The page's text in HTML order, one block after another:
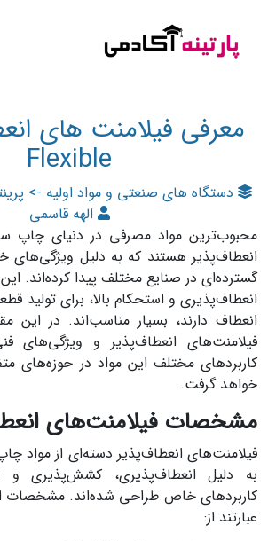
معرفی فیلامنت های
Flexible
دستگاه های صنعتی و مواد اولیه ->
الهه قاسمی
محبوب‌ترین مواد مصرفی در دنیای چاپ
انعطاف‌پذیر هستند که به دلیل ویژگی‌های
گسترده‌ای در صنایع مختلف پیدا کرده‌اند.
انعطاف‌پذیری و استحکام بالا، برای تولید
انعطاف دارند، بسیار مناسب‌اند. در این
فیلامنت‌های انعطاف‌پذیر و ویژگی‌های
کاربردهای مختلف این مواد در حوزه‌های
خواهد گرفت.
مشخصات فیلامنت‌های
فیلامنت‌های انعطاف‌پذیر دسته‌ای از مواد
به دلیل انعطاف‌پذیری، کشش‌پذیری و
کاربردهای خاص طراحی شده‌اند. مشخصات
عبارتند از: